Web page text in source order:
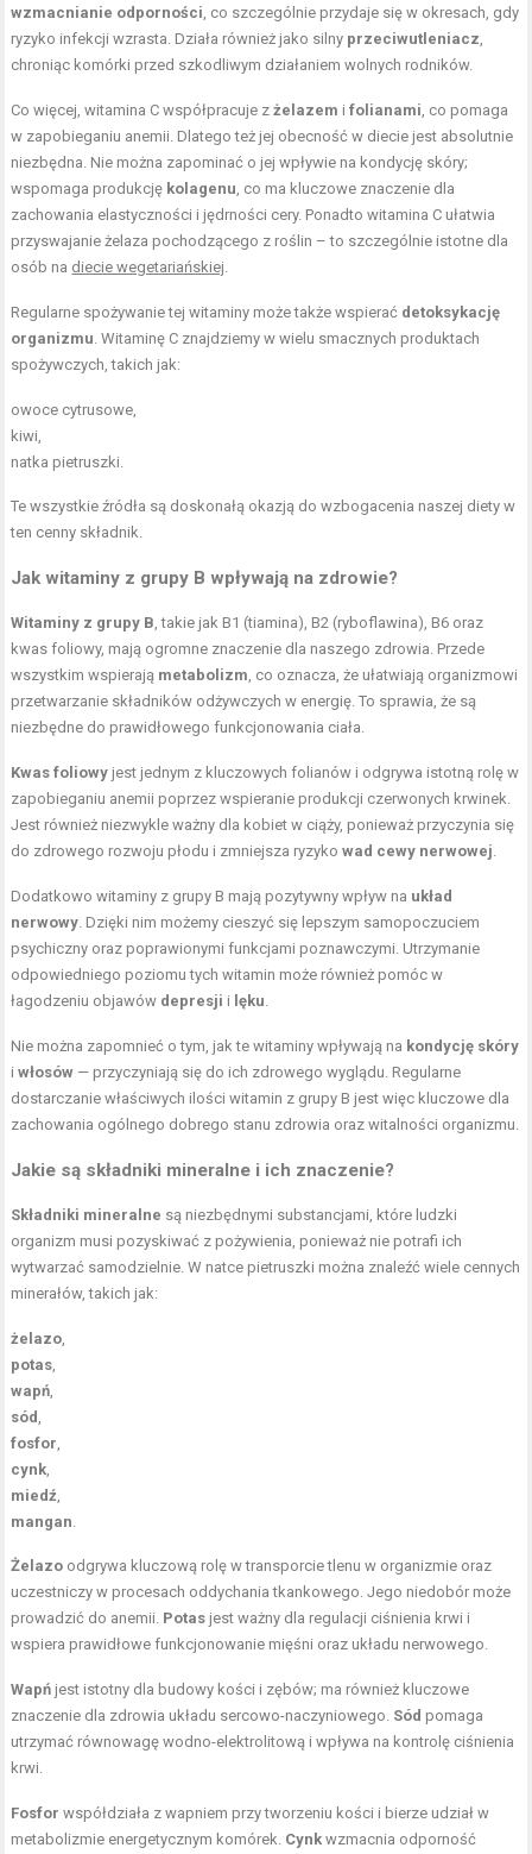
wzmacnianie odporności , co szczególnie przydaje się w okresach, gdy
ryzyko infekcji wzrasta. Działa również jako silny przeciwutleniacz
chroniąc komórki przed szkodliwym działaniem wolnych rodników.
Co więcej, witamina C współpracuje zżelazem ifolianami , co pomaga
w zapobieganiu anemii. Dlatego też jej obecność w diecie jest absolutnie
niezbędna. Nie można zapominać o jej wpływie na kondycję skóry;
wspomaga produkcję kolagenu , co ma kluczowe znaczenie dla
zachowania elastyczności i jędrności cery. Ponadto witamina C ułatwia
przyswajanie żelaza pochodzącego z roślin – to szczególnie istotne dla
osób na diecie wegetariańskiej
Regularne spożywanie tej witaminy może także wspierać detoksykację
organizmu . Witaminę C znajdziemy w wielu smacznych produktach
spożywczych, takich jak:
owoce cytrusowe,
kiwi,
natka pietruszki.
Te wszystkie źródła są doskonałą okazją do wzbogacenia naszej diety w
ten cenny składnik.
Jakwitaminy z grupy B wpływają na zdrowie?
Witaminy z grupy B , takie jak B1 (tiamina), B2 (ryboflawina), B6 oraz
kwas foliowy, mają ogromne znaczenie dla naszego zdrowia. Przede
wszystkim wspierają metabolizm , co oznacza, że ułatwiają organizmowi
przetwarzanie składników odżywczych w energię. To sprawia, że są
niezbędne do prawidłowego funkcjonowania ciała.
Kwas foliowy jest jednym z kluczowych folianów i odgrywa istotną rolę w
zapobieganiu anemii poprzez wspieranie produkcji czerwonych krwinek.
Jest również niezwykle ważny dla kobiet w ciąży, ponieważ przyczynia się
do zdrowego rozwoju płodu i zmniejsza ryzykowad cewy nerwowej
Dodatkowo witaminy z grupy B mają pozytywny wpływ na układ
nerwowy . Dzięki nim możemy cieszyć się lepszym samopoczuciem
psychiczny oraz poprawionymi funkcjami poznawczymi. Utrzymanie
odpowiedniego poziomu tych witamin może również pomóc w
łagodzeniu objawów depresji i lęku
Nie można zapomnieć o tym, jak te witaminy wpływają na kondycję skóry
iwłosów — przyczyniają się do ich zdrowego wyglądu. Regularne
dostarczanie właściwych ilości witamin z grupy B jest więc kluczowe dla
zachowania ogólnego dobrego stanu zdrowia oraz witalności organizmu.
Jakie są składniki mineralne i ich znaczenie?
Składniki mineralne są niezbędnymi substancjami, które ludzki
organizm musi pozyskiwać z pożywienia, ponieważ nie potrafi ich
wytwarzać samodzielnie. W natce pietruszki można znaleźć wiele cennych
minerałów, takich jak:
żelazo
potas
wapń
sód
fosfor
cynk
miedź
mangan
Żelazo odgrywa kluczową rolę w transporcie tlenu w organizmie oraz
uczestniczy w procesach oddychania tkankowego. Jego niedobór może
prowadzić do anemii. Potas jest ważny dla regulacji ciśnienia krwi i
wspiera prawidłowe funkcjonowanie mięśni oraz układu nerwowego.
Wapń jest istotny dla budowy kości i zębów; ma również kluczowe
znaczenie dla zdrowia układu sercowo-naczyniowego. Sód pomaga
utrzymać równowagę wodno-elektrolitową i wpływa na kontrolę ciśnienia
krwi.
Fosfor współdziała z wapniem przy tworzeniu kości i bierze udział w
metabolizmie energetycznym komórek. Cynk wzmacnia odporność